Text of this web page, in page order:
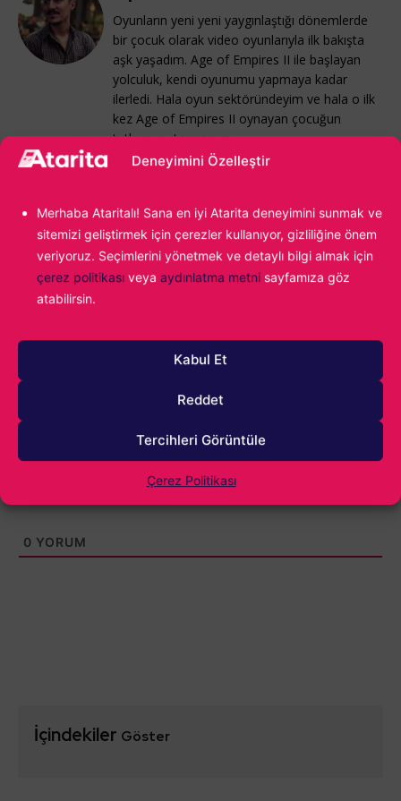
Deneyimini Özelleştir
Merhaba Ataritalı! Sana en iyi Atarita deneyimini sunmak ve
sitemizi geliştirmek için çerezler kullanıyor, gizliliğine önem
veriyoruz. Seçimlerini yönetmek ve detaylı bilgi almak için
çerez politikası veya aydınlatma metni sayfamıza göz
atabilirsin.
Kabul Et
Reddet
Tercihleri Görüntüle
Çerez Politikası
Oyunların yeni yeni yaygınlaştığı dönemlerde
bir çocuk olarak video oyunlarıyla ilk bakışta
aşk yaşadım. Age of Empires II ile başlayan
yolculuk, kendi oyunumu yapmaya kadar
ilerledi. Hala oyun sektöründeyim ve hala o ilk
kez Age of Empires II oynayan çocuğun
tutkusunu taşıyorum.
0 YORUM
İçindekiler Göster